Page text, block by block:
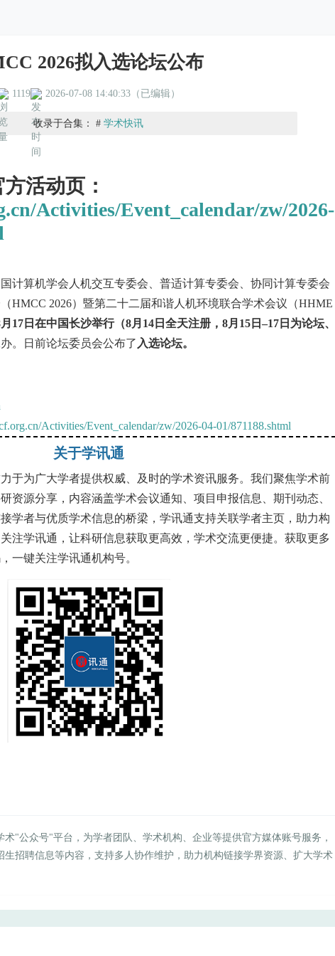
2026拟入选论坛公布
1119 2026-07-08 14:40:33（已编辑）
收录于合集： #学术快讯
活动页：
Activities/Event_calendar/zw/2026-
计算机学会人机交互专委会、普适计算专委会、协同计算专委会
HMCC 2026）暨第二十二届和谐人机环境联合学术会议（HHME
17日在中国长沙举行（8月14日全天注册，8月15日–17日为论坛、
办。日前论坛委员会公布了 入选论坛。
Activities/Event_calendar/zw/2026-04-01/871188.shtml
关于学讯通
于为广大学者提供权威、及时的学术资讯服务。我们聚焦学术前
资源分享，内容涵盖学术会议通知、项目申报信息、期刊动态、
学者与优质学术信息的桥梁，学讯通支持关联学者主页，助力构
注学讯通，让科研信息获取更高效，学术交流更便捷。获取更多
一键关注学讯通机构号。
"公众号"平台，为学者团队、学术机构、企业等提供官方媒体账号服务，
生招聘信息等内容，支持多人协作维护，助力机构链接学界资源、扩大学术